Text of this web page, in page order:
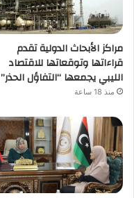
مراكز الأبحاث الدولية تقدم
قراءاتها وتوقعاتها للاقتصاد
الليبي يجمعها “التفاؤل الحذر”
منذ 18 ساعة